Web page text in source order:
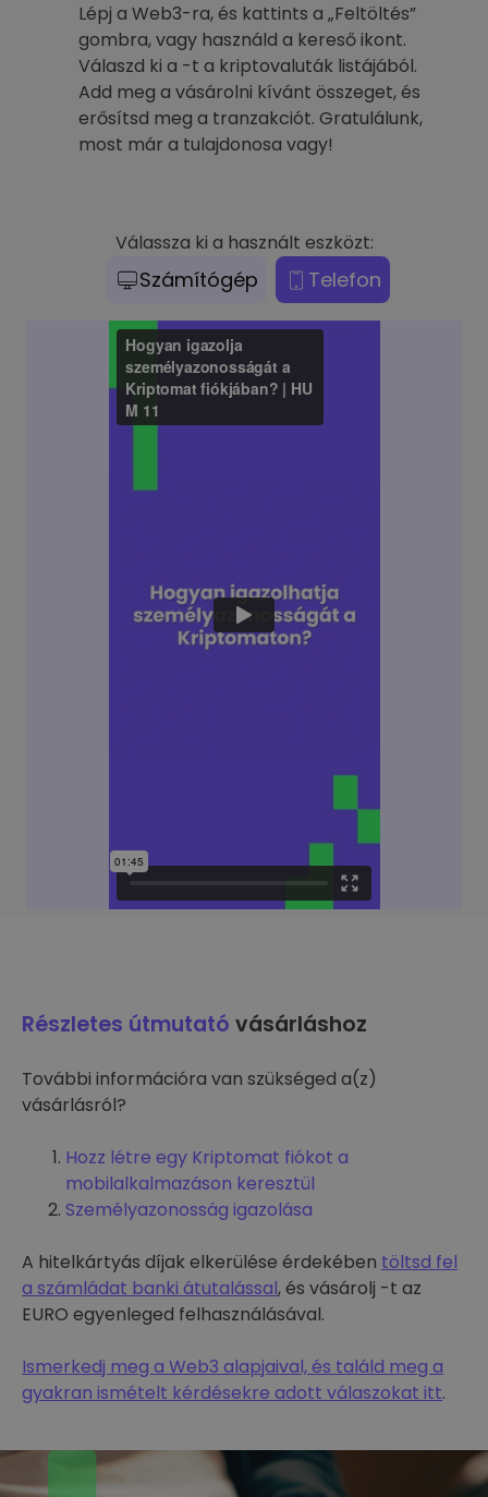
Lépj a Web3-ra, és kattints a „Feltöltés”
gombra, vagy használd a kereső ikont.
Válaszd ki a -t a kriptovaluták listájából.
Add meg a vásárolni kívánt összeget, és
erősítsd meg a tranzakciót. Gratulálunk,
most már a tulajdonosa vagy!
Válassza ki a használt eszközt:
Számítógép Telefon
Részletes útmutató vásárláshoz
További információra van szükséged a(z)
vásárlásról?
Hozz létre egy Kriptomat fiókot a
mobilalkalmazáson keresztül
Személyazonosság igazolása
A hitelkártyás díjak elkerülése érdekében töltsd fel
a számládat banki átutalással, és vásárolj -t az
EURO egyenleged felhasználásával.
Ismerkedj meg a Web3 alapjaival, és találd meg a
gyakran ismételt kérdésekre adott válaszokat itt.